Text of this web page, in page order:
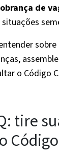
de
situações
o Código
tire